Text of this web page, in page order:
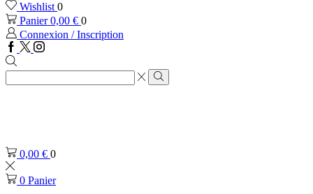
Wishlist 0
Panier0,00 € 0
Connexion / Inscription
Facebook
TwitterInstagram
Zone
de
Rechercher
0,00 € 0
0 Panier